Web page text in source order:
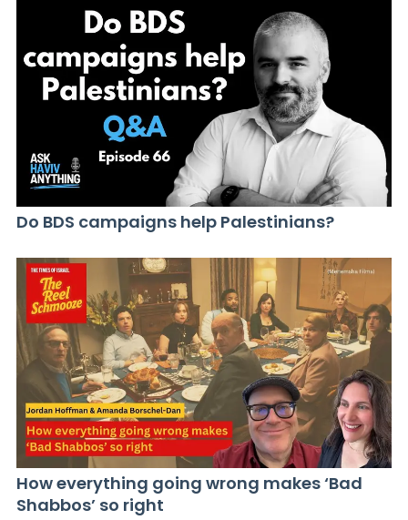
Do BDS campaigns help Palestinians?
How everything going wrong makes ‘Bad
Shabbos’ so right